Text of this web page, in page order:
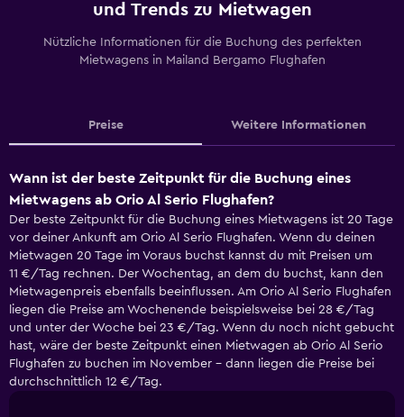
und Trends zu Mietwagen
Nützliche Informationen für die Buchung des perfekten
Mietwagens in Mailand Bergamo Flughafen
Preise Weitere Informationen
Wann ist der beste Zeitpunkt für die Buchung eines
Mietwagens ab Orio Al Serio Flughafen?
Der beste Zeitpunkt für die Buchung eines Mietwagens ist 20 Tage
vor deiner Ankunft am Orio Al Serio Flughafen. Wenn du deinen
Mietwagen 20 Tage im Voraus buchst kannst du mit Preisen um
11 €/Tag rechnen. Der Wochentag, an dem du buchst, kann den
Mietwagenpreis ebenfalls beeinflussen. Am Orio Al Serio Flughafen
liegen die Preise am Wochenende beispielsweise bei 28 €/Tag
und unter der Woche bei 23 €/Tag. Wenn du noch nicht gebucht
hast, wäre der beste Zeitpunkt einen Mietwagen ab Orio Al Serio
Flughafen zu buchen im November - dann liegen die Preise bei
durchschnittlich 12 €/Tag.